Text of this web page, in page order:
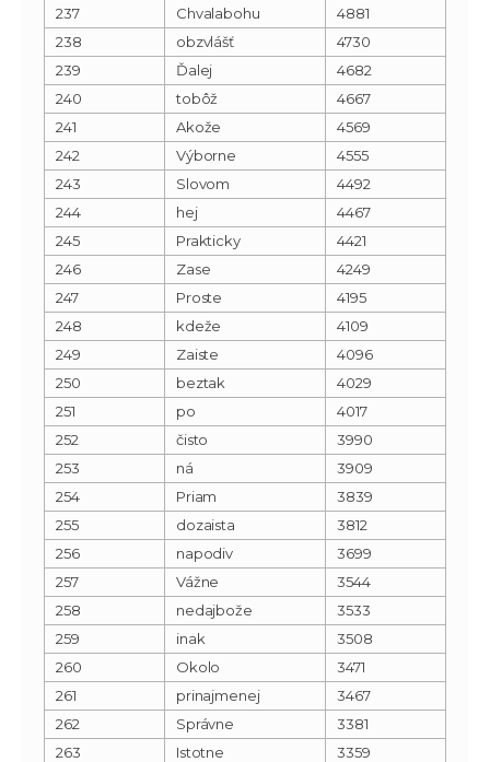
237
Chvalabohu
4881
238
obzvlášť
4730
239
Ďalej
4682
240
tobôž
4667
241
Akože
4569
242
Výborne
4555
243
Slovom
4492
244
hej
4467
245
Prakticky
4421
246
Zase
4249
247
Proste
4195
248
kdeže
4109
249
Zaiste
4096
250
beztak
4029
251
po
4017
252
čisto
3990
253
ná
3909
254
Priam
3839
255
dozaista
3812
256
napodiv
3699
257
Vážne
3544
258
nedajbože
3533
259
inak
3508
260
Okolo
3471
261
prinajmenej
3467
262
Správne
3381
263
Istotne
3359